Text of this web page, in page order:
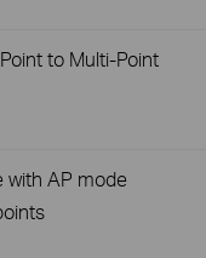
to Multi-Point
with AP mode